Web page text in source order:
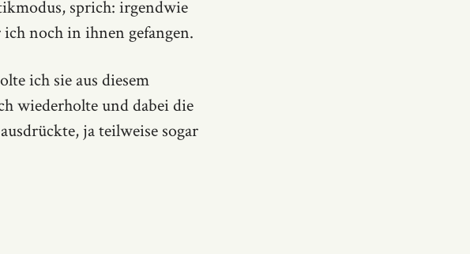
sprich: irgendwie
noch in ihnen gefangen.
ich sie aus diesem
wiederholte und dabei die
ja teilweise sogar